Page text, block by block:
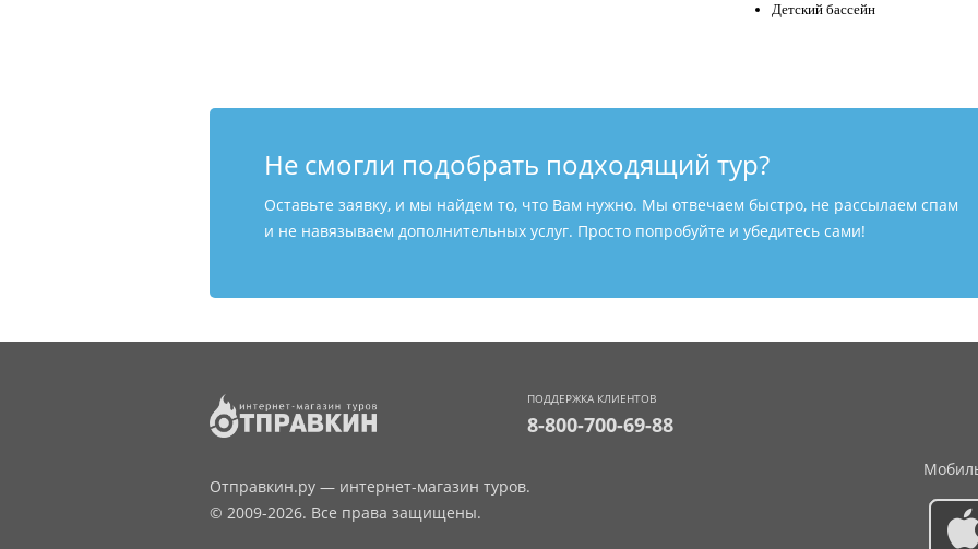
Детский бассейн
Не смогли подобрать подходящий тур?
Оставьте заявку, и мы найдем то, что Вам нужно. Мы отвечаем быстро, не рассылаем спам
и не навязываем дополнительных услуг. Просто попробуйте и убедитесь сами!
ПОДДЕРЖКА КЛИЕНТОВ
8-800-700-69-88
Отправкин.ру — интернет-магазин туров.
© 2009-2026. Все права защищены.